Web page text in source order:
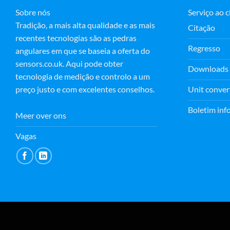
Sobre nós
Tradição, a mais alta qualidade e as mais
recentes tecnologias são as pedras
angulares em que se baseia a oferta do
sensors.co.uk. Aqui pode obter
tecnologia de medição e controlo a um
preço justo e com excelentes conselhos.
Meer over ons
Vagas
Serviço ao
Citação
Regresso
Downloads
Unit
Boletim